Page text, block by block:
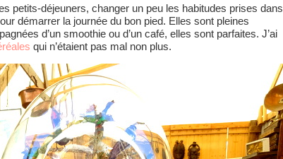
petits-déjeuners, changer un peu les habitudes prises dans
démarrer la journée du bon pied. Elles sont pleines
d’un smoothie ou d’un café, elles sont parfaites. J’ai
qui n’étaient pas mal non plus.